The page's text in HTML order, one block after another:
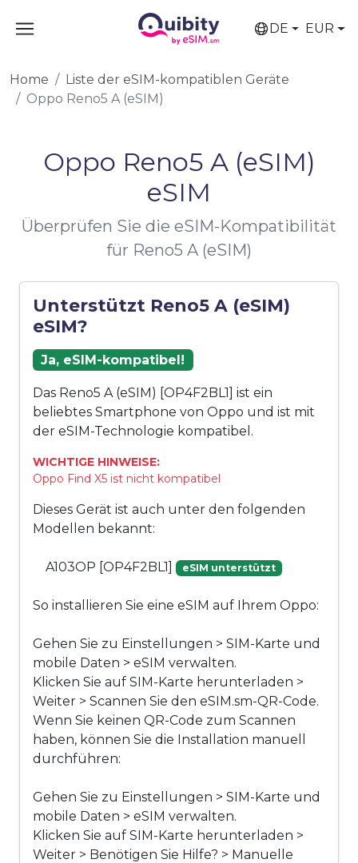
DE EUR
Home
Liste der eSIM-kompatiblen Geräte
Oppo Reno5 A (eSIM)
Oppo Reno5 A (eSIM)
eSIM
Überprüfen Sie die eSIM-Kompatibilität
für Reno5 A (eSIM)
Unterstützt Reno5 A (eSIM)
eSIM?
Ja, eSIM-kompatibel!
Das Reno5 A (eSIM) [OP4F2BL1] ist ein
beliebtes Smartphone von Oppo und ist mit
der eSIM-Technologie kompatibel.
WICHTIGE HINWEISE:
Oppo Find X5 ist nicht kompatibel
Dieses Gerät ist auch unter den folgenden
Modellen bekannt:
A103OP [OP4F2BL1] eSIM unterstützt
So installieren Sie eine eSIM auf Ihrem Oppo:
Gehen Sie zu Einstellungen > SIM-Karte und
mobile Daten > eSIM verwalten.
Klicken Sie auf SIM-Karte herunterladen >
Weiter > Scannen Sie den eSIM.sm-QR-Code.
Wenn Sie keinen QR-Code zum Scannen
haben, können Sie die Installation manuell
durchführen:
Gehen Sie zu Einstellungen > SIM-Karte und
mobile Daten > eSIM verwalten.
Klicken Sie auf SIM-Karte herunterladen >
Weiter > Benötigen Sie Hilfe? > Manuelle